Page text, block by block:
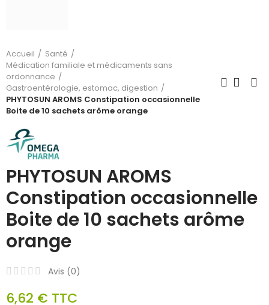
Accueil
Santé
Médication familiale et médicaments sans
ordonnance
Gastroentérologie, estomac, digestion
PHYTOSUN AROMS Constipation occasionnelle
Boite de 10 sachets arôme orange
PHYTOSUN AROMS
Constipation occasionnelle
Boite de 10 sachets arôme
orange
Avis (0)
6,62 € TTC